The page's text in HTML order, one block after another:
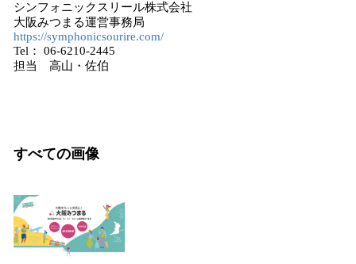
シンフォニックスリール株式会社
大阪みつまる運営事務局
https://symphonicsourire.com/
Tel： 06-6210-2445
担当 高山・佐伯
すべての画像